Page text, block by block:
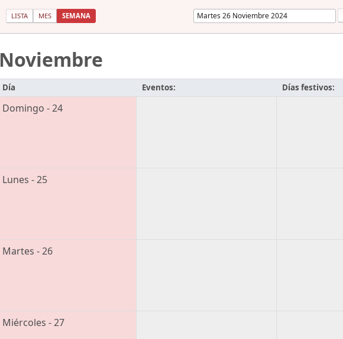
LISTA MES SEMANA
Noviembre
Día Eventos: Días festivos:
Domingo - 24
Lunes - 25
Martes - 26
Miércoles - 27